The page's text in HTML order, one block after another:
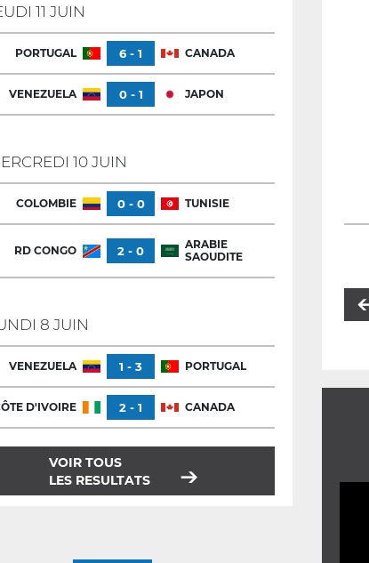
11 JUIN
PORTUGAL 6 - 1 CANADA
VENEZUELA 0 - 1 JAPON
10 JUIN
COLOMBIE 0 - 0 TUNISIE
RD CONGO 2 - 0
ARABIE
SAOUDITE
8 JUIN
VENEZUELA 1 - 3 PORTUGAL
D'IVOIRE 2 - 1 CANADA
VOIR TOUS
LES RESULTATS